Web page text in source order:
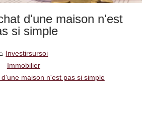
d'une maison n'est
si simple
Investirsursoi
Immobilier
maison n'est pas si simple